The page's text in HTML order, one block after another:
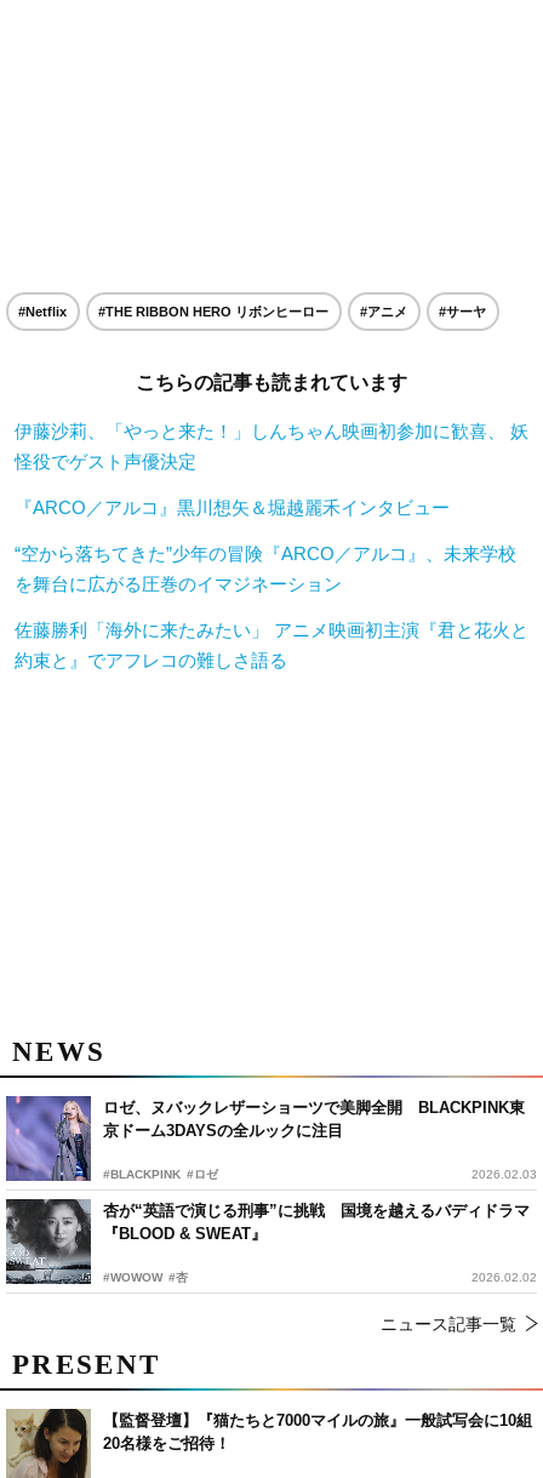
#Netflix #THE RIBBON HERO リボンヒーロー #アニメ #サーヤ
こちらの記事も読まれています
伊藤沙莉、「やっと来た！」しんちゃん映画初参加に歓喜、 妖
怪役でゲスト声優決定
『ARCO／アルコ』黒川想矢＆堀越麗禾インタビュー
“空から落ちてきた”少年の冒険『ARCO／アルコ』、未来学校
を舞台に広がる圧巻のイマジネーション
佐藤勝利「海外に来たみたい」 アニメ映画初主演『君と花火と
約束と』でアフレコの難しさ語る
NEWS
ロゼ、ヌバックレザーショーツで美脚全開 BLACKPINK東
京ドーム3DAYSの全ルックに注目
#BLACKPINK #ロゼ 2026.02.03
杏が“英語で演じる刑事”に挑戦 国境を越えるバディドラマ
『BLOOD & SWEAT』
#WOWOW #杏 2026.02.02
ニュース記事一覧
PRESENT
【監督登壇】『猫たちと7000マイルの旅』一般試写会に10組
20名様をご招待！